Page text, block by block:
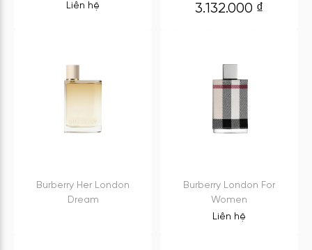
Liên hệ 3.132.000 ₫
Burberry Her London
Dream
Burberry London For
Women
Liên hệ